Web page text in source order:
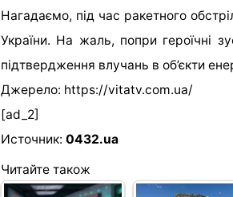
Нагадаємо, під час ракетного
України. На жаль, попри героїчні
підтвердження влучань в об’єкти
Джерело: https://vitatv.com.ua/
[ad_2]
Источник: 0432.ua
Читайте також